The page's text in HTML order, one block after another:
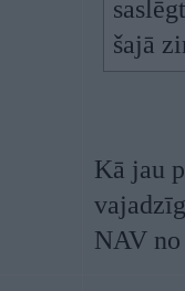
šajā
Kā jau
NAV